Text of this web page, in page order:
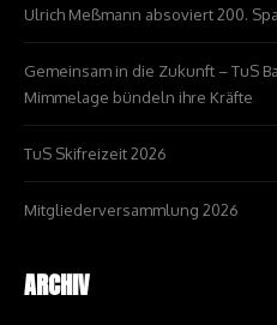
Ulrich Meßmann absoviert 200.
Gemeinsam in die Zukunft – TuS
Mimmelage bündeln ihre Kräfte
TuS Skifreizeit 2026
Mitgliederversammlung 2026
ARCHIV